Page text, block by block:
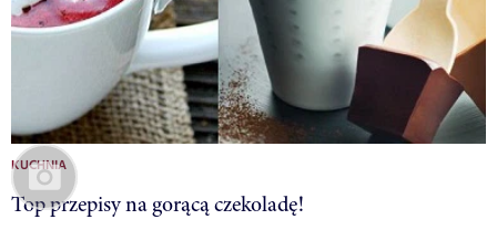
KUCHNIA
Top przepisy na gorącą czekoladę!